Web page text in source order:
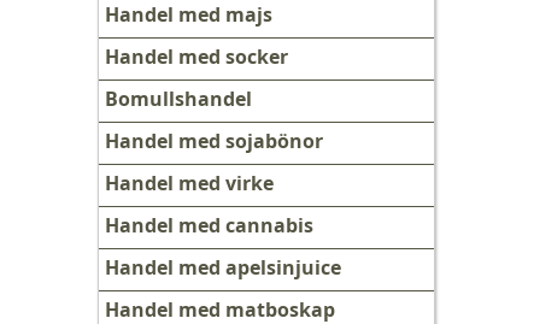
Handel med majs
Handel med socker
Bomullshandel
Handel med sojabönor
Handel med virke
Handel med cannabis
Handel med apelsinjuice
Handel med matboskap